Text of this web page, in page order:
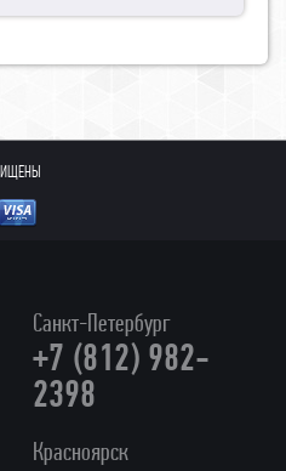
Санкт-Петербург
+7 (812) 982-
2398
Красноярск